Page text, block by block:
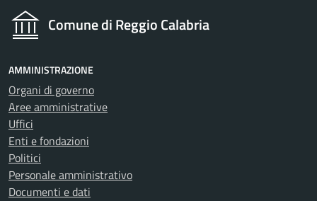
Comune di Reggio Calabria
AMMINISTRAZIONE
Organi di governo
Aree amministrative
Uffici
Enti e fondazioni
Politici
Personale amministrativo
Documenti e dati